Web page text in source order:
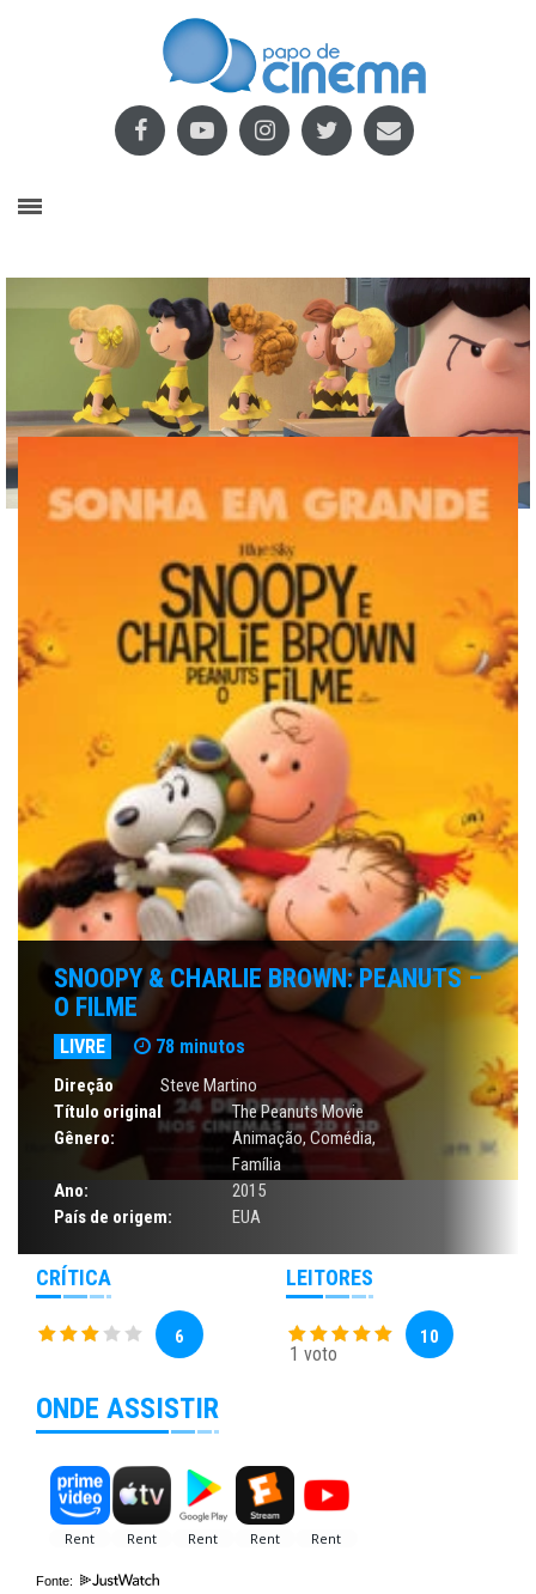
SNOOPY & CHARLIE BROWN: PEANUTS –
O FILME
LIVRE 78 minutos
Direção
Steve Martino
Título original
The Peanuts Movie
Gênero:
Animação, Comédia,
Família
Ano:
2015
País de origem:
EUA
CRÍTICA
6
LEITORES
1 voto
10
ONDE ASSISTIR
Fonte: